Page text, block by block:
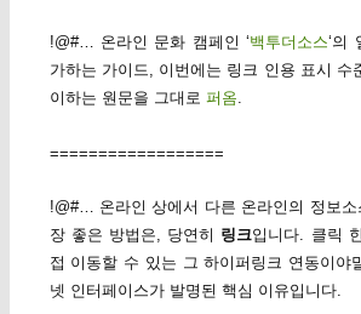
!@#… 온라인 문화 캠페인 ‘백투더소스‘의
가하는 가이드, 이번에는 링크 인용 표시 수
이하는 원문을 그대로 퍼옴
==================
!@#… 온라인 상에서 다른 온라인의 정보소
장 좋은 방법은, 당연히 링크입니다. 클릭
접 이동할 수 있는 그 하이퍼링크 연동이야
넷 인터페이스가 발명된 핵심 이유입니다.